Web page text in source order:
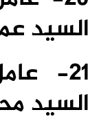
السيد
21-
السيد